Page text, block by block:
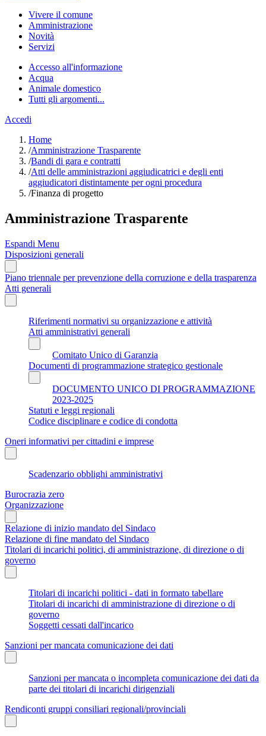
Vivere il comune
Amministrazione
Novità
Servizi
Accesso all'informazione
Acqua
Animale domestico
Tutti gli argomenti...
Accedi
Home
/Amministrazione Trasparente
/Bandi di gara e contratti
/Atti delle amministrazioni aggiudicatrici e degli enti
aggiudicatori distintamente per ogni procedura
/Finanza di progetto
Amministrazione Trasparente
Espandi Menu
Disposizioni generali
Piano triennale per prevenzione della corruzione e della trasparenza
Atti generali
Riferimenti normativi su organizzazione e attività
Atti amministrativi generali
Comitato Unico di Garanzia
Documenti di programmazione strategico gestionale
DOCUMENTO UNICO DI PROGRAMMAZIONE
2023-2025
Statuti e leggi regionali
Codice disciplinare e codice di condotta
Oneri informativi per cittadini e imprese
Scadenzario obblighi amministrativi
Burocrazia zero
Organizzazione
Relazione di inizio mandato del Sindaco
Relazione di fine mandato del Sindaco
Titolari di incarichi politici, di amministrazione, di direzione o di
governo
Titolari di incarichi politici - dati in formato tabellare
Titolari di incarichi di amministrazione di direzione o di
governo
Soggetti cessati dall'incarico
Sanzioni per mancata comunicazione dei dati
Sanzioni per mancata o incompleta comunicazione dei dati da
parte dei titolari di incarichi dirigenziali
Rendiconti gruppi consiliari regionali/provinciali